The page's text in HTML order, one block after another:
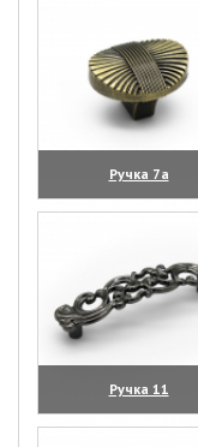
Ручка 7а
(увеличить)
Ручка 11
(увеличить)